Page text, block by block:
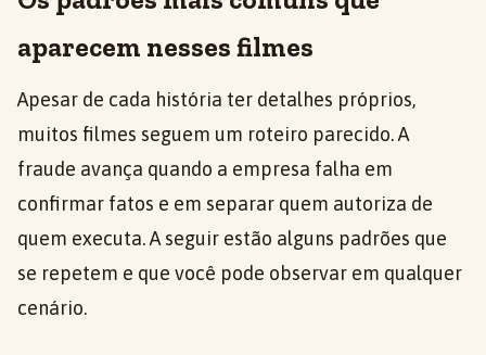
aparecem nesses filmes
Apesar de cada história ter detalhes próprios,
muitos filmes seguem um roteiro parecido. A
fraude avança quando a empresa falha em
confirmar fatos e em separar quem autoriza de
quem executa. A seguir estão alguns padrões que
se repetem e que você pode observar em qualquer
cenário.